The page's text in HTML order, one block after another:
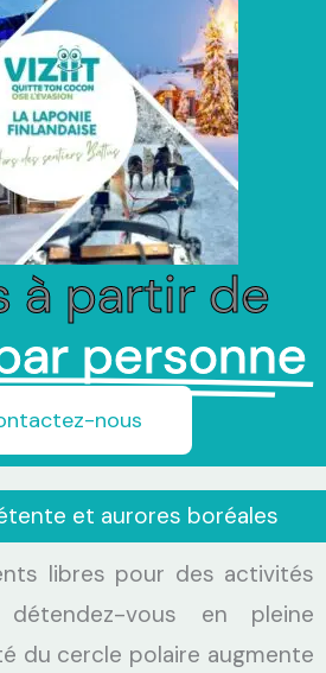
à partir de
personne
nous
et aurores boréales
libres pour des activités
vous en pleine
du cercle polaire augmente